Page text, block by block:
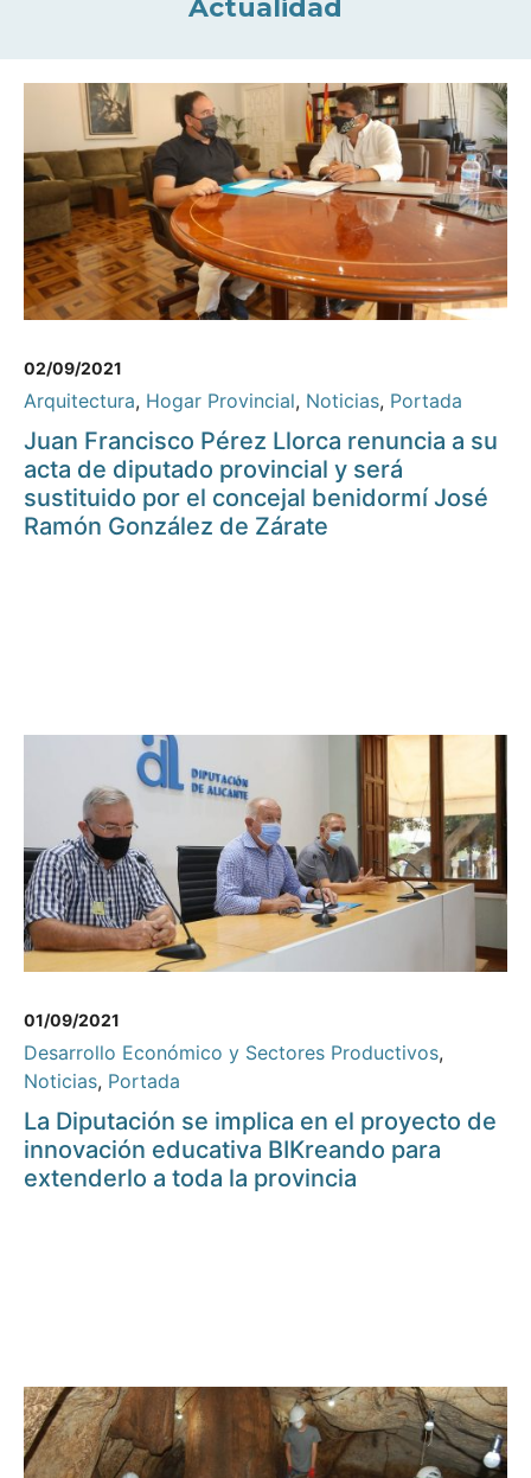
Actualidad
02/09/2021
Arquitectura, Hogar Provincial, Noticias, Portada
Juan Francisco Pérez Llorca renuncia a su
acta de diputado provincial y será
sustituido por el concejal benidormí José
Ramón González de Zárate
01/09/2021
Desarrollo Económico y Sectores Productivos,
Noticias, Portada
La Diputación se implica en el proyecto de
innovación educativa BIKreando para
extenderlo a toda la provincia